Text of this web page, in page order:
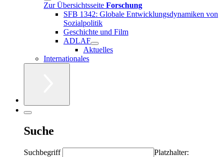
Zur Übersichtsseite Forschung
SFB 1342: Globale Entwicklungsdynamiken von
Sozialpolitik
Geschichte und Film
ADLAF
Aktuelles
Internationales
Suche
Suchbegriff
Platzhalter: